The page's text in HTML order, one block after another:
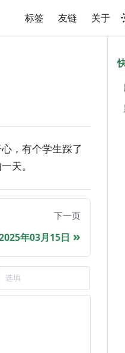
标签 友链 关于
，有个学生踩了
天。
下一页
年03月15日